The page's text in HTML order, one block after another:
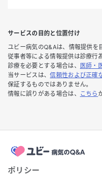
サービスの目的と位置付け
ユビー病気のQ&Aは、情報提供
従事者等による情報提供は診療行
診療を必要とする場合は、
医師・
当サービスは、信頼性および正確
保証するものではありません。
情報に誤りがある場合は、
こちら
ポリシー